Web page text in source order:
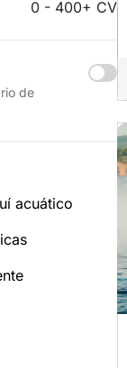
0 - 400+ CV
de
acuático